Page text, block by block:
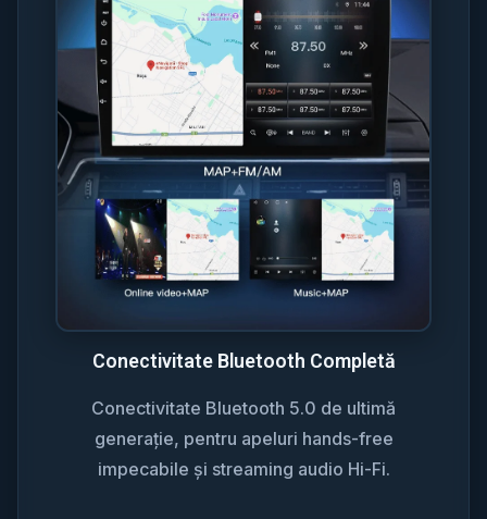
Conectivitate Bluetooth Completă
Conectivitate Bluetooth 5.0 de ultimă
generație, pentru apeluri hands-free
impecabile și streaming audio Hi-Fi.